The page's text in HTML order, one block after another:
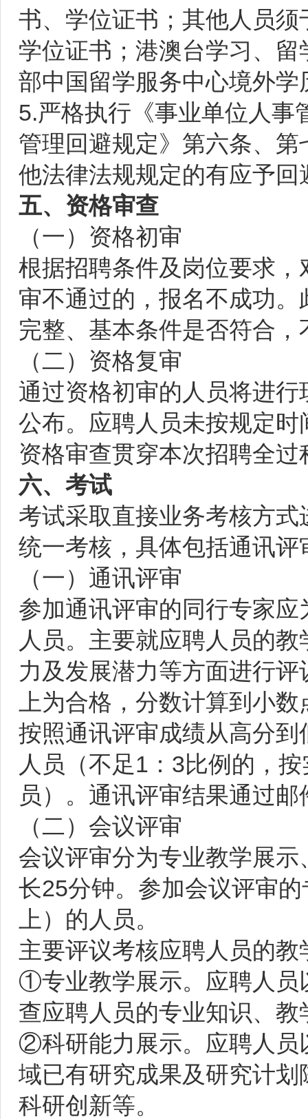
书、学位证书；其他人员
学位证书；港澳台学习、
部中国留学服务中心境外
5.严格执行《事业单位人事
管理回避规定》第六条、
他法律法规规定的有应予
五、资格审查
（一）资格初审
根据招聘条件及岗位要求
审不通过的，报名不成功
完整、基本条件是否符合
（二）资格复审
通过资格初审的人员将进
公布。应聘人员未按规定
资格审查贯穿本次招聘全过
六、考试
考试采取直接业务考核方
统一考核，具体包括通讯评
（一）通讯评审
参加通讯评审的同行专家
人员。主要就应聘人员的
力及发展潜力等方面进行
上为合格，分数计算到小
按照通讯评审成绩从高分
人员（不足1：3比例的，
员）。通讯评审结果通过
（二）会议评审
会议评审分为专业教学展
长25分钟。参加会议评审
上）的人员。
主要评议考核应聘人员的
①专业教学展示。应聘人员
查应聘人员的专业知识、
②科研能力展示。应聘人员
域已有研究成果及研究计
科研创新等。